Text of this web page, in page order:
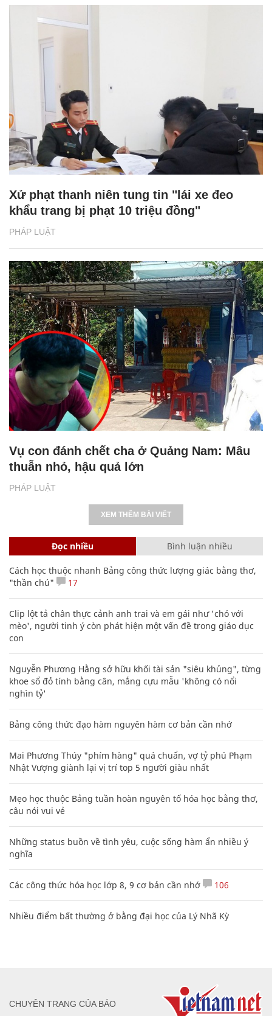
PHÁP LUẬT
Xử phạt thanh niên tung tin "lái xe đeo
khẩu trang bị phạt 10 triệu đồng"
PHÁP LUẬT
Vụ con đánh chết cha ở Quảng Nam: Mâu
thuẫn nhỏ, hậu quả lớn
XEM THÊM BÀI VIẾT
Đọc nhiều Bình luận nhiều
Cách học thuộc nhanh Bảng công thức lượng giác bằng thơ,
"thần chú"
17
Clip lột tả chân thực cảnh anh trai và em gái như 'chó với
mèo', người tinh ý còn phát hiện một vấn đề trong giáo dục
con
Nguyễn Phương Hằng sở hữu khối tài sản "siêu khủng", từng
khoe sổ đỏ tính bằng cân, mắng cựu mẫu 'không có nổi
nghìn tỷ'
Bảng công thức đạo hàm nguyên hàm cơ bản cần nhớ
Mai Phương Thúy "phím hàng" quá chuẩn, vợ tỷ phú Phạm
Nhật Vượng giành lại vị trí top 5 người giàu nhất
Mẹo học thuộc Bảng tuần hoàn nguyên tố hóa học bằng thơ,
câu nói vui vẻ
Những status buồn về tình yêu, cuộc sống hàm ẩn nhiều ý
nghĩa
Các công thức hóa học lớp 8, 9 cơ bản cần nhớ 106
Nhiều điểm bất thường ở bằng đại học của Lý Nhã Kỳ
CHUYÊN TRANG CỦA BÁO